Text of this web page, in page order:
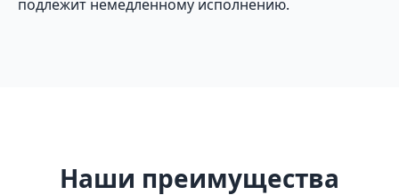
подлежит немедленному исполнению.
Наши преимущества